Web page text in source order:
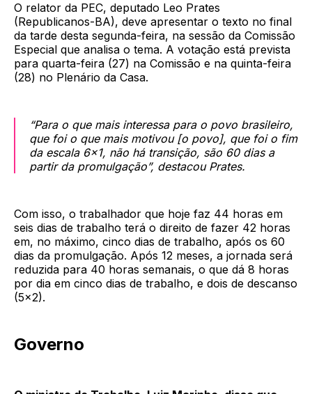
O relator da PEC, deputado Leo Prates
(Republicanos-BA), deve apresentar o texto no final
da tarde desta segunda-feira, na sessão da Comissão
Especial que analisa o tema. A votação está prevista
para quarta-feira (27) na Comissão e na quinta-feira
(28) no Plenário da Casa.
“Para o que mais interessa para o povo brasileiro,
que foi o que mais motivou [o povo], que foi o fim
da escala 6x1, não há transição, são 60 dias a
partir da promulgação”, destacou Prates.
Com isso, o trabalhador que hoje faz 44 horas em
seis dias de trabalho terá o direito de fazer 42 horas
em, no máximo, cinco dias de trabalho, após os 60
dias da promulgação. Após 12 meses, a jornada será
reduzida para 40 horas semanais, o que dá 8 horas
por dia em cinco dias de trabalho, e dois de descanso
(5x2).
Governo